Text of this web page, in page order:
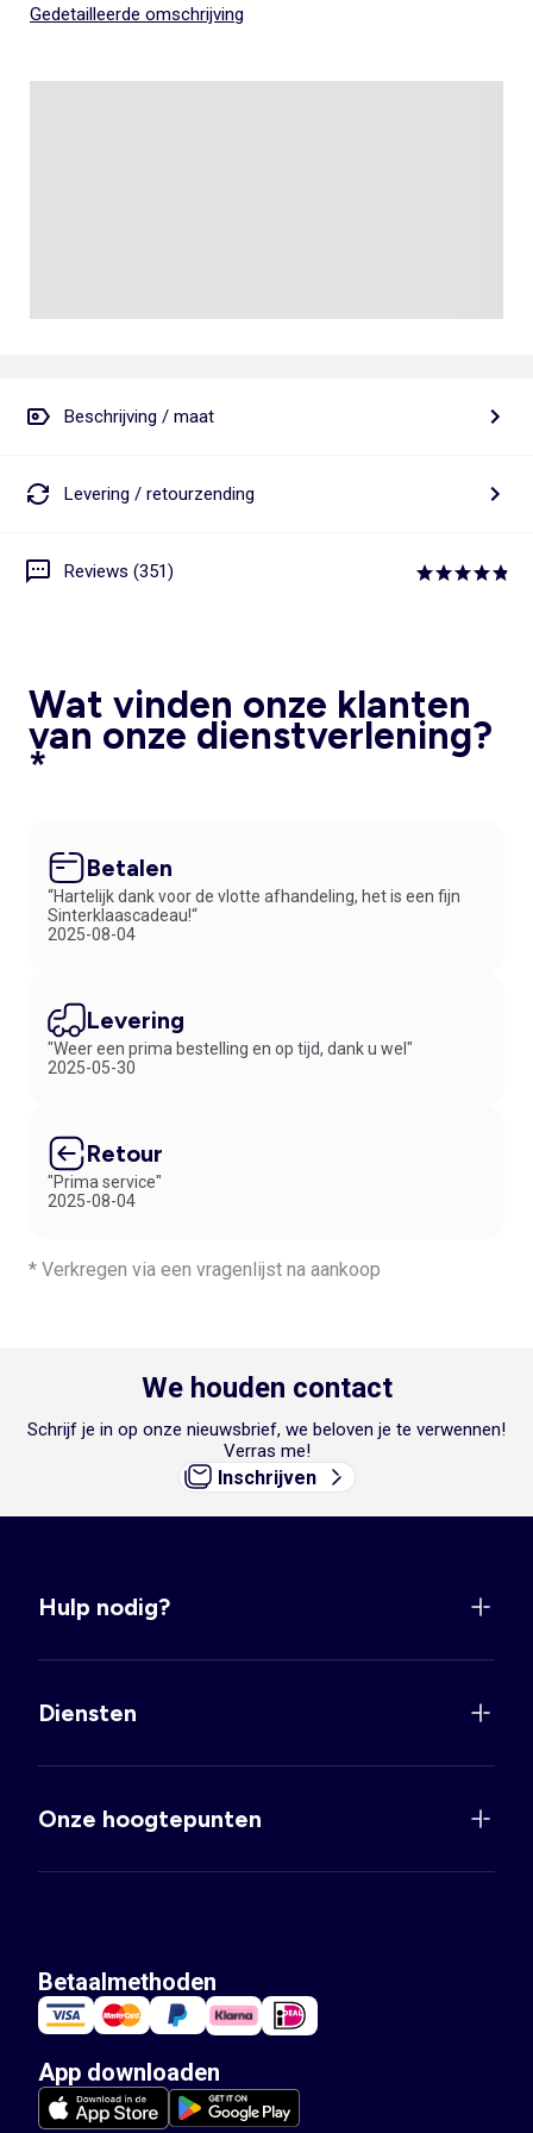
Gedetailleerde omschrijving
Beschrijving / maat
Levering / retourzending
Reviews (351)
Wat vinden onze klanten
van onze dienstverlening?
*
Betalen
“Hartelijk dank voor de vlotte afhandeling, het is een fijn
Sinterklaascadeau!“
2025-08-04
Levering
"Weer een prima bestelling en op tijd, dank u wel"
2025-05-30
Retour
"Prima service"
2025-08-04
* Verkregen via een vragenlijst na aankoop
We houden contact
Schrijf je in op onze nieuwsbrief, we beloven je te verwennen!
Verras me!
Inschrijven
Hulp nodig?
Diensten
Onze hoogtepunten
Betaalmethoden
App downloaden